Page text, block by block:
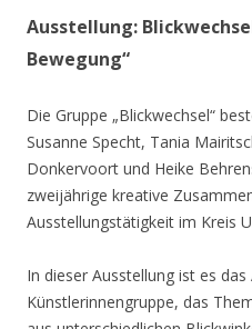
Ausstellung:
Bewegung“
Die Gruppe „Blickwechsel“
Susanne Specht, Tania
Donkervoort und Heike
zweijährige kreative
Ausstellungstätigkeit im Kreis
In dieser Ausstellung ist es das
Künstlerinnengruppe, das